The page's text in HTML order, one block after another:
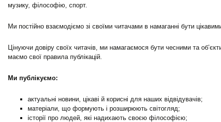
музику, філософію, спорт.
Ми постійно взаємодіємо зі своїми читачами в намаганні бути
Цінуючи довіру своїх читачів, ми намагаємося бути чесними та
маємо свої правила публікацій.
Ми публікуємо:
актуальні новини, цікаві й корисні для наших відвідувачів;
матеріали, що формують і розширюють світогляд;
історії про людей, які надихають своєю філософією;